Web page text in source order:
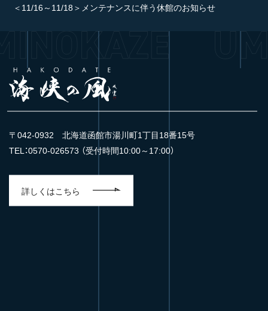
＜11/16～11/18＞メンテナンスに伴う休館のお知らせ
〒042-0932 北海道函館市湯川町1丁目18番15号
TEL：0570-026573 （受付時間10:00～17:00）
詳しくはこちら